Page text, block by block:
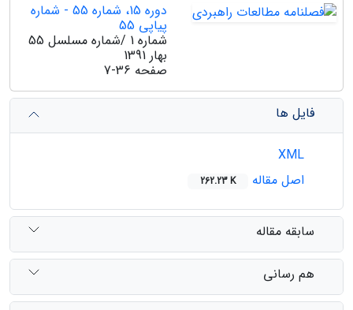
دوره 15، شماره 55 - شماره
پیاپی 55
شماره 1 /شماره مسلسل 55
بهار 1391
صفحه 7-36
فایل ها
اصل مقاله
262.23 K
سابقه مقاله
هم رسانی